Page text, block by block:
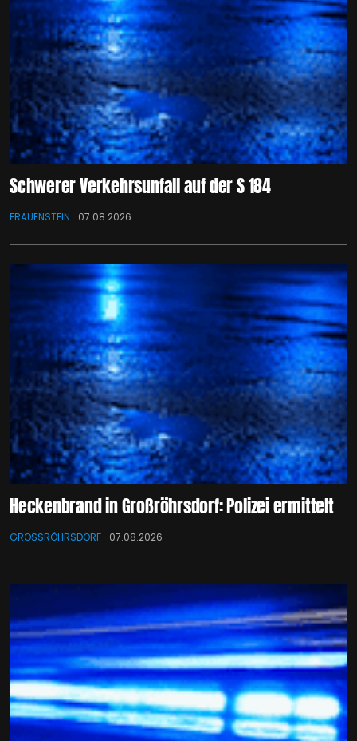
Schwerer Verkehrsunfall auf der S 184
FRAUENSTEIN 07.08.2026
Heckenbrand in Großröhrsdorf: Polizei ermittelt
GROSSRÖHRSDORF 07.08.2026